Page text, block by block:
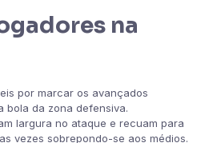
na
por marcar os avançados
bola da zona defensiva.
largura no ataque e recuam para
vezes sobrepondo-se aos médios.